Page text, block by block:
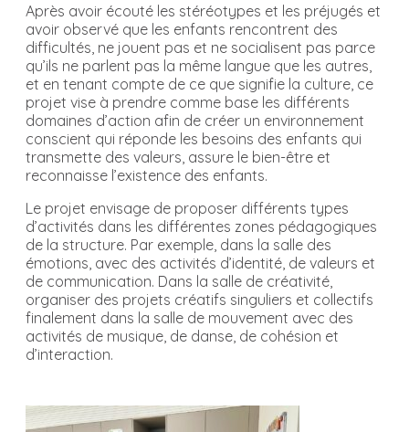
Après avoir écouté les stéréotypes et les préjugés et
avoir observé que les enfants rencontrent des
difficultés, ne jouent pas et ne socialisent pas parce
qu’ils ne parlent pas la même langue que les autres,
et en tenant compte de ce que signifie la culture, ce
projet vise à prendre comme base les différents
domaines d’action afin de créer un environnement
conscient qui réponde les besoins des enfants qui
transmette des valeurs, assure le bien-être et
reconnaisse l’existence des enfants.
Le projet envisage de proposer différents types
d’activités dans les différentes zones pédagogiques
de la structure. Par exemple, dans la salle des
émotions, avec des activités d’identité, de valeurs et
de communication. Dans la salle de créativité,
organiser des projets créatifs singuliers et collectifs
finalement dans la salle de mouvement avec des
activités de musique, de danse, de cohésion et
d’interaction.